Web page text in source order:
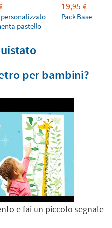
pastello
19,95 €
Pack Base
per bambini?
e fai un piccolo segnale